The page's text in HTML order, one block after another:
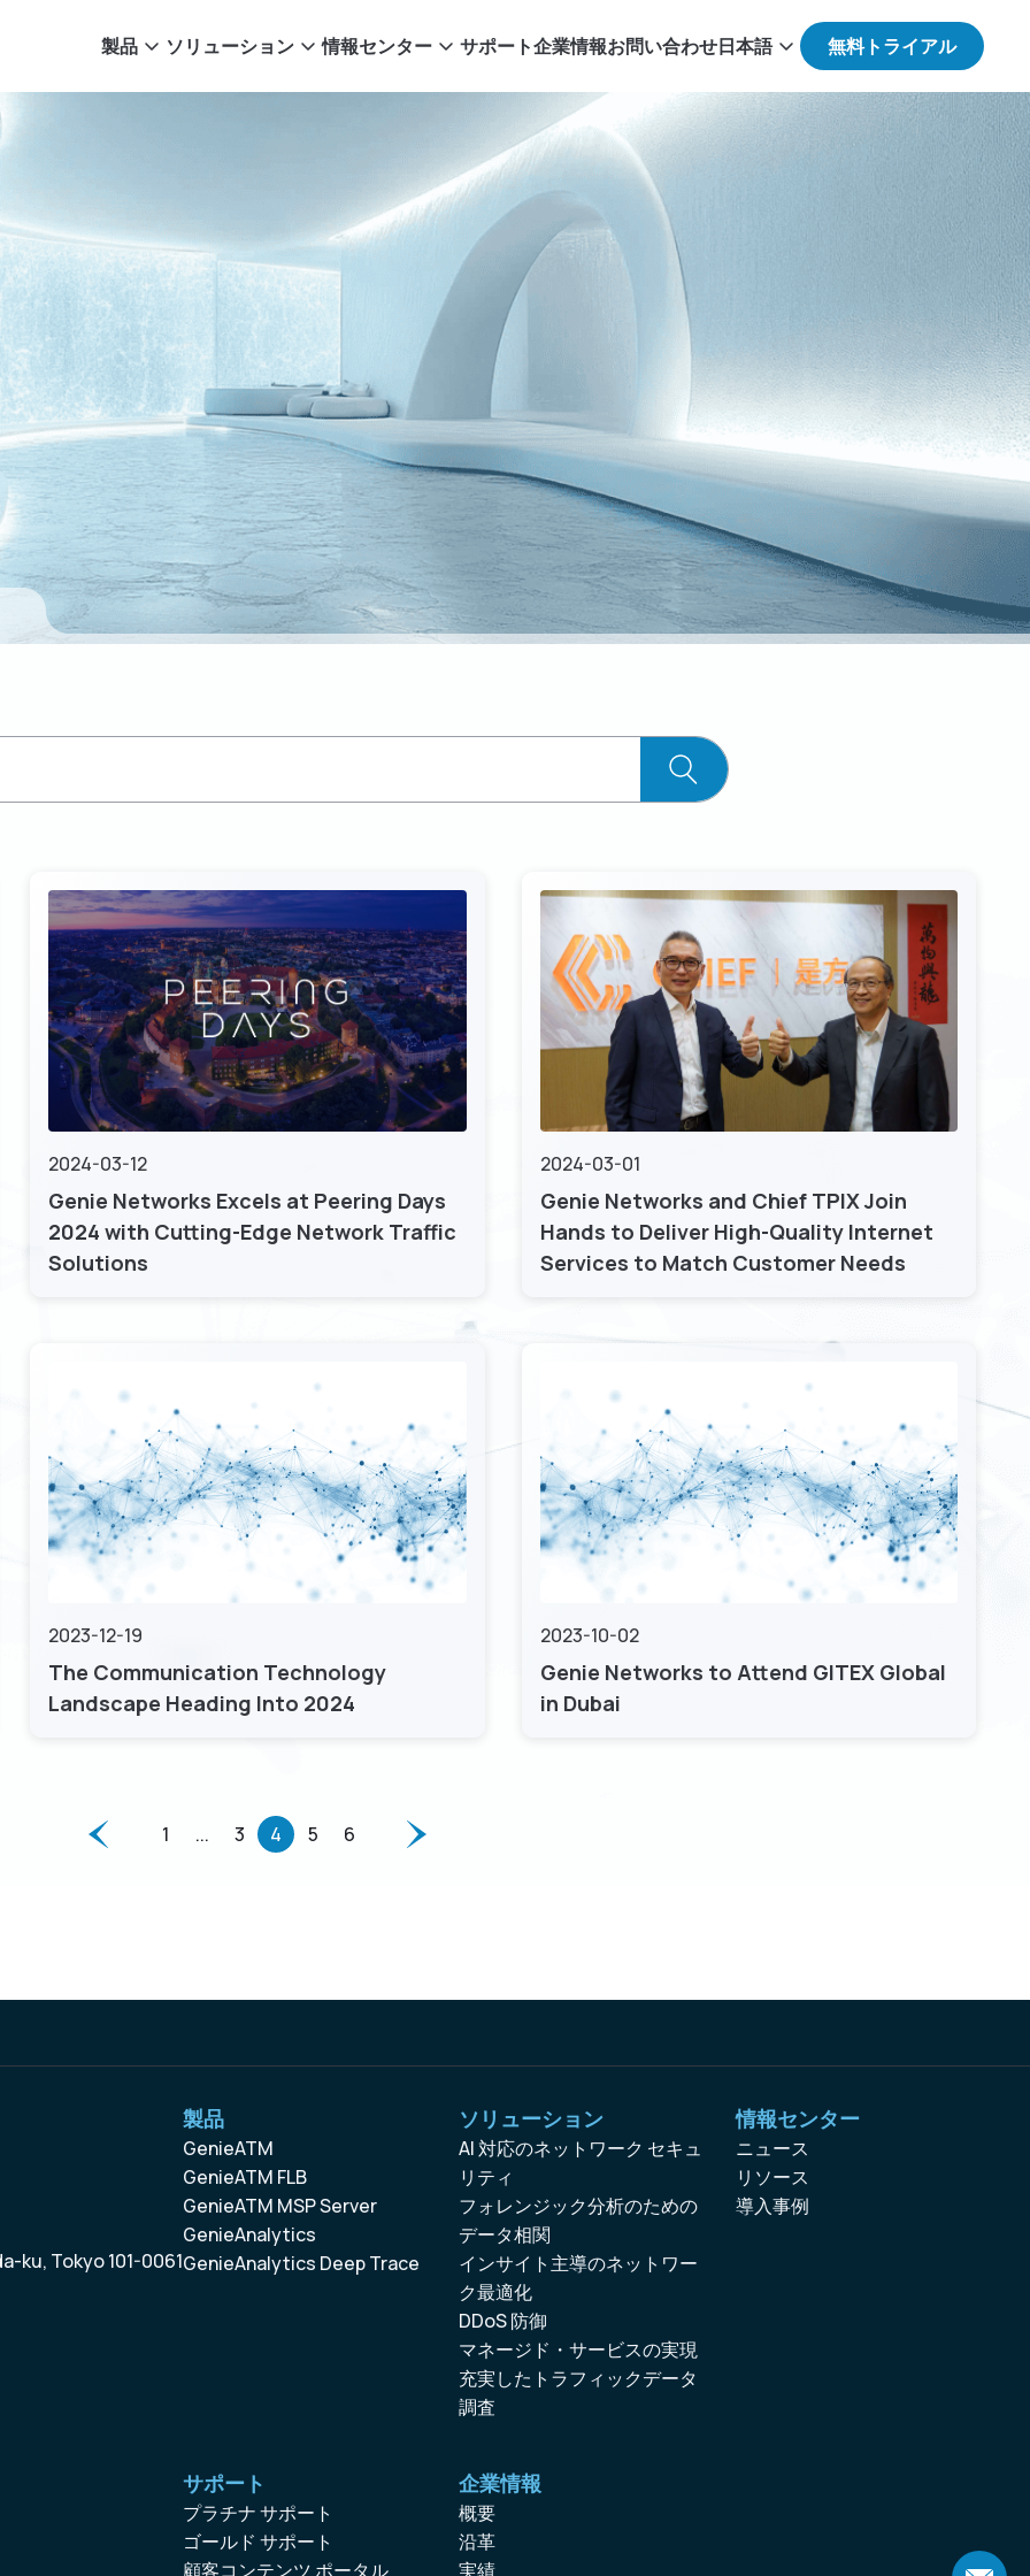
製品 ソリューション 情報センター サポート企業情報お問い合わせ日本語
2024-03-12
Genie Networks Excels at Peering Days
2024 with Cutting-Edge Network Traffic
Solutions
2024-03-01
Genie Networks and Chief TPIX Join
Hands to Deliver High-Quality Internet
Services to Match Customer Needs
2023-12-19
The Communication Technology
Landscape Heading Into 2024
2023-10-02
Genie Networks to Attend GITEX Global
in Dubai
1 ... 3 4 5 6
ku, Tokyo 101-0061
製品
GenieATM
GenieATM FLB
GenieATM MSP Server
GenieAnalytics
GenieAnalytics Deep Trace
ソリューション
AI 対応のネットワーク セキュ
リティ
フォレンジック分析のための
データ相関
インサイト主導のネットワー
ク最適化
DDoS 防御
マネージド・サービスの実現
充実したトラフィックデータ
調査
情報センター
ニュース
リソース
導入事例
サポート
プラチナ サポート
ゴールド サポート
顧客コンテンツ ポータル
企業情報
概要
沿革
実績